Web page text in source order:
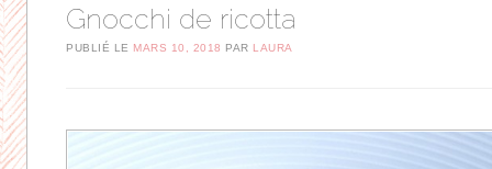
Gnocchi de ricotta
PUBLIÉ LE MARS 10, 2018 PAR LAURA